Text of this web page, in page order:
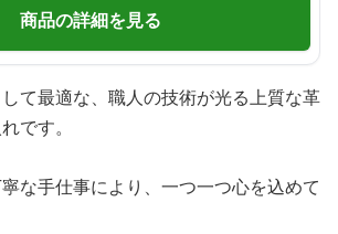
商品の詳細を見る
て最適な、職人の技術が光る上質な革
です。
な手仕事により、一つ一つ心を込めて